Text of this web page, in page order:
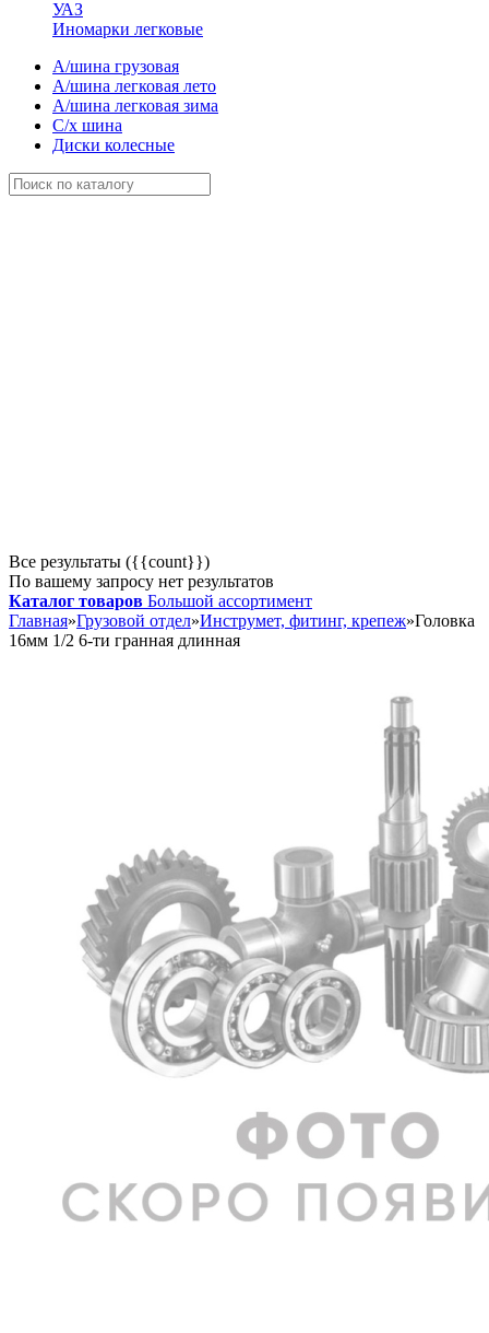
УАЗ
Иномарки легковые
А/шина грузовая
А/шина легковая лето
А/шина легковая зима
С/х шина
Диски колесные
Все результаты ({{count}})
По вашему запросу нет результатов
Каталог товаров Большой ассортимент
Главная»Грузовой отдел»Инструмет, фитинг, крепеж»Головка
16мм 1/2 6-ти гранная длинная